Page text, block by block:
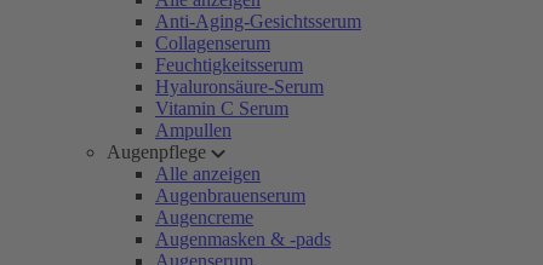
Anti-Aging-Gesichtsserum
Collagenserum
Feuchtigkeitsserum
Hyaluronsäure-Serum
Vitamin C Serum
Ampullen
Augenpflege
Alle anzeigen
Augenbrauenserum
Augencreme
Augenmasken & -pads
Augenserum